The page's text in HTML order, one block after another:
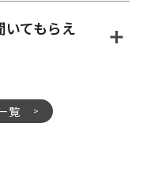
てもらえ
覧